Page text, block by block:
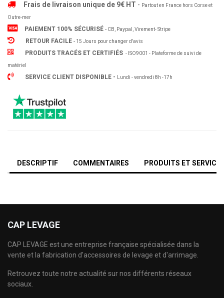
Frais de livraison unique de 9€ HT - Partout en France hors Corse et
Outre-mer
PAIEMENT 100% SÉCURISÉ - CB, Paypal, Virement- Stripe
RETOUR FACILE - 15 Jours pour changer d'avis
PRODUITS TRACÉS ET CERTIFIÉS - ISO9001 - Plateforme de suivi de
matériel
SERVICE CLIENT DISPONIBLE - Lundi - vendredi 8h -17h
DESCRIPTIF COMMENTAIRES PRODUITS ET
CAP LEVAGE
CAP LEVAGE est une entreprise française spécialisée dans la
vente et la fabrication d'accessoires de levage et d'arrimage.
Retrouvez toute notre actualité sur nos différents réseaux
sociaux.